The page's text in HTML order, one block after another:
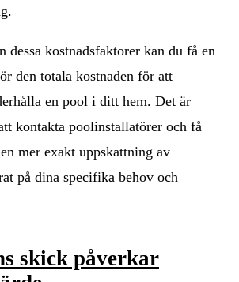
dessa kostnadsfaktorer kan du få en
den totala kostnaden för att
en pool i ditt hem. Det är
kontakta poolinstallatörer och få
mer exakt uppskattning av
på dina specifika behov och
skick påverkar